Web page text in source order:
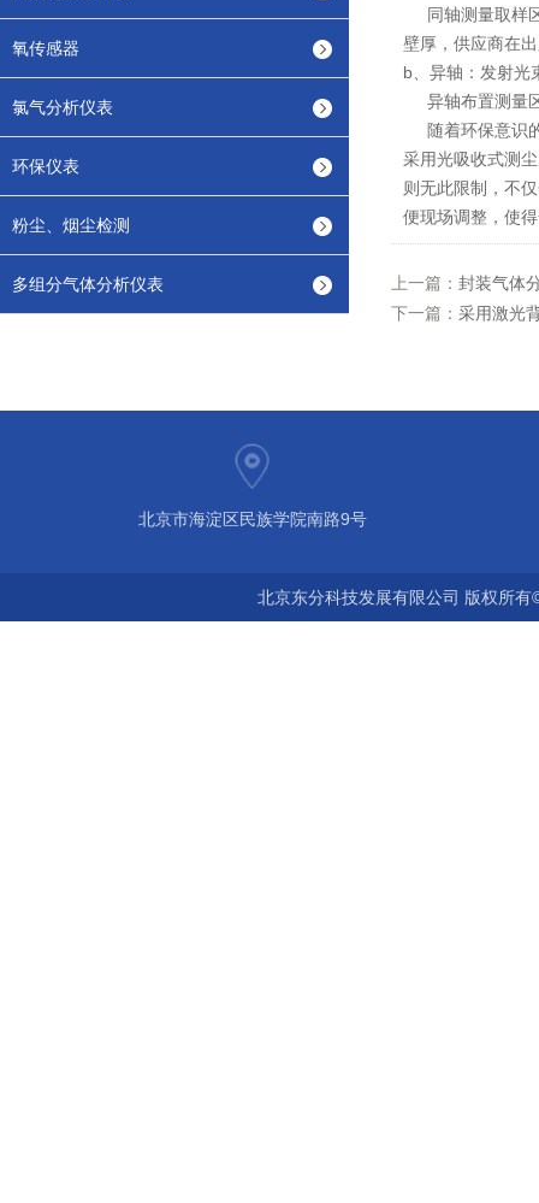
氧传感器
氯气分析仪表
环保仪表
粉尘、烟尘检测
多组分气体分析仪表
同轴测量取样区
壁厚，供应商在
b、异轴：发射光
异轴布置测量区
随着环保意识的
采用光吸收式测
则无此限制，不
便现场调整，使
上一篇： 封装气体
下一篇： 采用激光
北京市海淀区民族学院南路9号
北京东分科技发展有限公司 版权所